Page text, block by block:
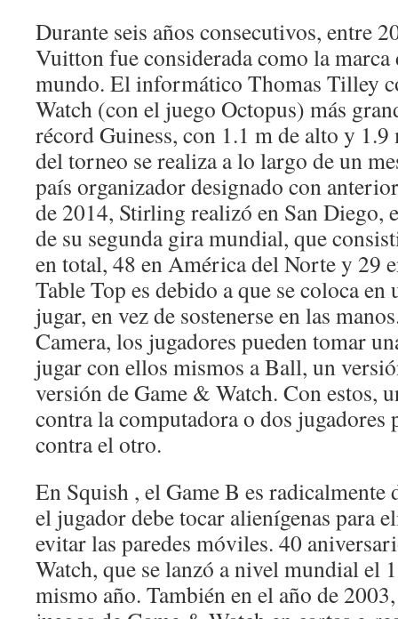
Durante seis años consecutivos, entre
Vuitton fue considerada como la
mundo. El informático Thomas Tilley
Watch (con el juego Octopus) más
récord Guiness, con 1.1 m de alto y 1.9
del torneo se realiza a lo largo de un
país organizador designado con
de 2014, Stirling realizó en San Diego,
de su segunda gira mundial, que
en total, 48 en América del Norte y 29
Table Top es debido a que se coloca en
jugar, en vez de sostenerse en las
Camera, los jugadores pueden tomar
jugar con ellos mismos a Ball, un
versión de Game & Watch. Con estos,
contra la computadora o dos jugadores
contra el otro.
En Squish , el Game B es
el jugador debe tocar alienígenas para
evitar las paredes móviles. 40
Watch, que se lanzó a nivel mundial el
mismo año. También en el año de